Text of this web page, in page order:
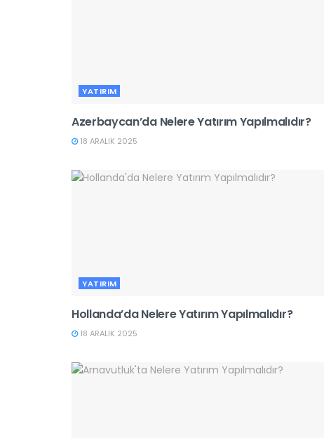
YATIRIM
Azerbaycan’da Nelere Yatırım Yapılmalıdır?
18 ARALIK 2025
YATIRIM
Hollanda’da Nelere Yatırım Yapılmalıdır?
18 ARALIK 2025